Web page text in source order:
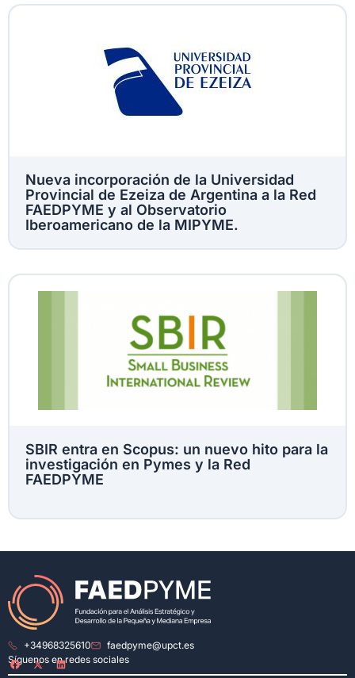
Nueva incorporación de la Universidad
Provincial de Ezeiza de Argentina a la Red
FAEDPYME y al Observatorio
Iberoamericano de la MIPYME.
SBIR entra en Scopus: un nuevo hito para la
investigación en Pymes y la Red
FAEDPYME
+34968325610
faedpyme@upct.es
Síguenos en redes sociales